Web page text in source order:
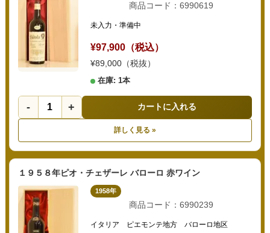
商品コード：6990619
未入力・準備中
¥97,900（税込）
¥89,000（税抜）
在庫: 1本
- + カートに入れる
詳しく見る »
１９５８年ピオ・チェザーレ バローロ 赤ワイン
1958年
商品コード：6990239
イタリア ピエモンテ地方 バローロ地区